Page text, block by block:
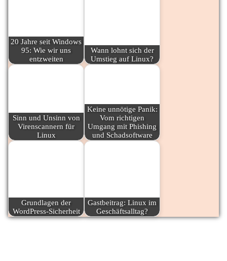
20 Jahre seit Windows
95: Wie wir uns
entzweiten
Wann lohnt sich der
Umstieg auf Linux?
Sinn und Unsinn von
Virenscannern für
Linux
Keine unnötige Panik:
Vom richtigen
Umgang mit Phishing
und Schadsoftware
Grundlagen der
WordPress-Sicherheit
Gastbeitrag: Linux im
Geschäftsalltag?